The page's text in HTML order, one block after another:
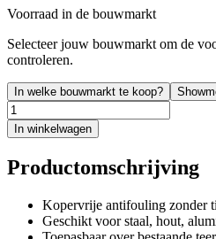
Voorraad in de bouwmarkt
Selecteer jouw bouwmarkt om de
controleren.
In welke bouwmarkt te koop?
In winkelwagen
Productomschrijving
Kopervrije antifouling zonder
Geschikt voor staal, hout,